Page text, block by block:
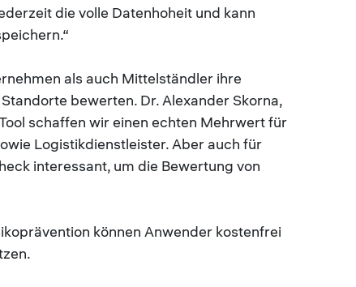
die volle Datenhoheit und kann
als auch Mittelständler ihre
bewerten. Dr. Alexander Skorna,
schaffen wir einen echten Mehrwert für
Logistikdienstleister. Aber auch für
interessant, um die Bewertung von
können Anwender kostenfrei